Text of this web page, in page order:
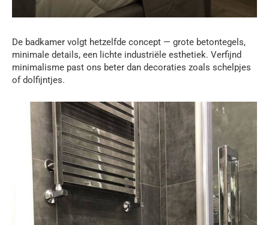
De badkamer volgt hetzelfde concept — grote betontegels,
minimale details, een lichte industriële esthetiek. Verfijnd
minimalisme past ons beter dan decoraties zoals schelpjes
of dolfijntjes.